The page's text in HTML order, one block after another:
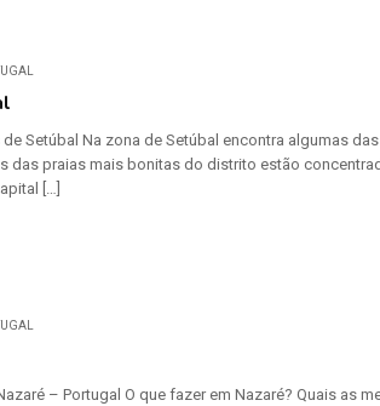
Setúbal Na zona de Setúbal encontra algumas
das praias mais bonitas do distrito estão
[…]
– Portugal O que fazer em Nazaré? Quais as